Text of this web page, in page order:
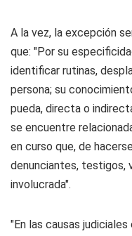
A la vez, la excepción
que: "Por su
identificar rutinas,
persona; su
pueda, directa o
se encuentre
en curso que, de
denunciantes, testigos,
involucrada".
"En las causas